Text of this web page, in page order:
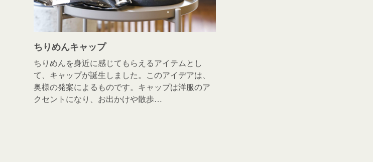
ちりめんキャップ
ちりめんを身近に感じてもらえるアイテムとし
て、キャップが誕生しました。このアイデアは、
奥様の発案によるものです。キャップは洋服のア
クセントになり、お出かけや散歩…